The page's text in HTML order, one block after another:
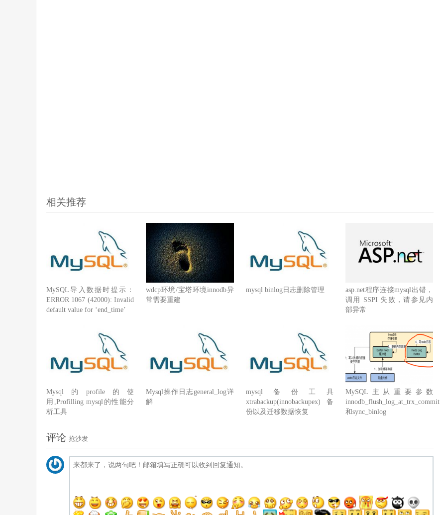
相关推荐
MySQL导入数据时提示：
ERROR 1067 (42000): Invalid
default value for ‘end_time’
wdcp环境/宝塔环境innodb异
常需要重建
mysql binlog日志删除管理
asp.net程序连接mysql出错，
调用 SSPI 失败，请参见内
部异常
Mysql的profile的使
用,Profilling mysql的性能分
析工具
Mysql操作日志general_log详
解
mysql备份工具
xtrabackup(innobackupex)备
份以及迁移数据恢复
MySQL主从重要参数
innodb_flush_log_at_trx_commit
和sync_binlog
评论 抢沙发